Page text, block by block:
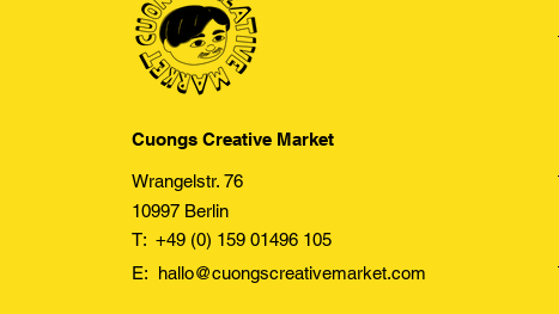
Cuongs Creative Market
Wrangelstr. 76
10997 Berlin
T: +49 (0) 159 01496 105
E: hallo@cuongscreativemarket.com